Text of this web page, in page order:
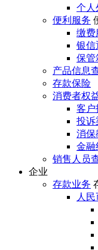
个人
便利服务
缴费
银信
保管
产品信息
存款保险
消费者权
客户
投诉
消保
金融
销售人员
企业
存款业务
人